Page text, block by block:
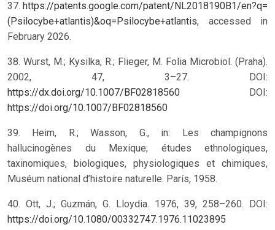
37. https://patents.google.com/patent/NL2018190B1/en?q=
(Psilocybe+atlantis)&oq=Psilocybe+atlantis, accessed in
February 2026.
38. Wurst, M.; Kysilka, R.; Flieger, M. Folia Microbiol. (Praha).
2002, 47, 3–27. DOI:
https://dx.doi.org/10.1007/BF02818560
DOI:
https://doi.org/10.1007/BF02818560
39. Heim, R.; Wasson, G., in: Les champignons
hallucinogènes du Mexique; études ethnologiques,
taxinomiques, biologiques, physiologiques et chimiques,
Muséum national d’histoire naturelle: París, 1958.
40. Ott, J.; Guzmán, G. Lloydia. 1976, 39, 258–260. DOI:
https://doi.org/10.1080/00332747.1976.11023895